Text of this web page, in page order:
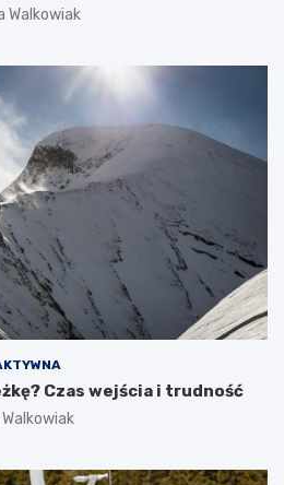
Walkowiak
Czas wejścia i trudność